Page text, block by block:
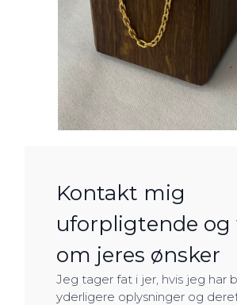
Kontakt mig
uforpligtende
om jeres ønsker
Jeg tager fat i jer, hvis jeg har
yderligere oplysninger og